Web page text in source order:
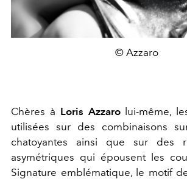
© Azzaro
Chères à Loris Azzarolui-même,
utilisées sur des combinaisons
chatoyantes ainsi que sur des
asymétriques qui épousent les
Signature emblématique, le motif